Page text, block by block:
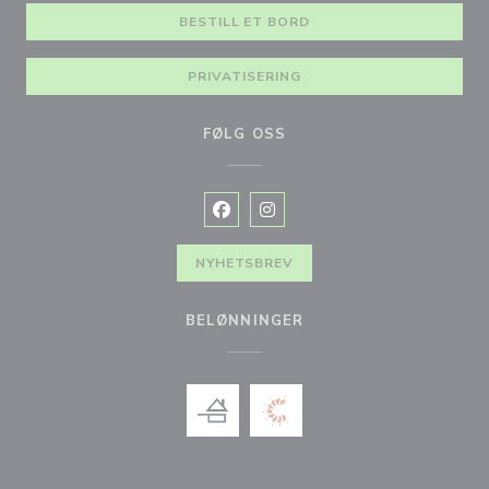
BESTILL ET BORD
PRIVATISERING
FØLG OSS
Facebook ((åpner i et nytt vindu))
Instagram ((åpner i et nytt
NYHETSBREV
BELØNNINGER